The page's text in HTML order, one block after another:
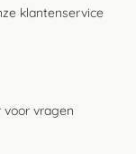
klantenservice
voor vragen